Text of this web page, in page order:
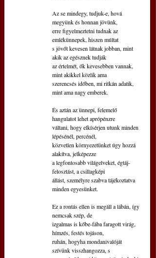
Az se mindegy, tudjuk-e, hová
megyünk és honnan jövünk,
erre figyelmeztetni tudnak az
emlékünnepek, hiszen múltat
s jövőt kevesen látnak jobban, mint
akik az egésznek tudják
az értelmét, ők kevesebben vannak,
mint akikkel közlik ama
szerencsés időben, mi ritkán adatik,
mint ama nagy emberek.
És aztán az ünnepi, felemelő
hangulatot lehet aprópénzre
váltani, hogy elkísérjen utunk minden
lépésénél, percénél,
közvetlen környezetünket úgy hozzá
alakítva, jelképezze
a legfontosabb világelveket, égtáj-
felosztást, a csillagképi
állást, személyre szabva tájékoztatva
minden egyesünket.
Ez a rontás ellen is megáll a lábán, így
nemcsak szép, de
izgalmas is kőbe-fába faragott virág,
hímzés, festés tojáson,
ruhán, hogyha mondanivalóját
szívünk visszhangozza, s